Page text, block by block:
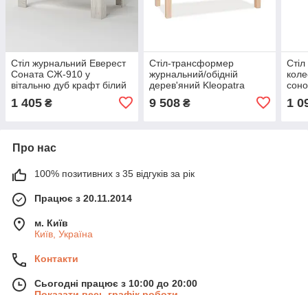
Стіл журнальний Еверест
Соната СЖ-910 у
вітальню дуб крафт білий
1 405 ₴
Стіл-трансформер
журнальний/обідній
дерев'яний Kleopatra
9 508₴ 1
Про нас
100% позитивних з 35 відгуків за рік
Працює з 20.11.2014
м. Київ
Київ, Україна
Контакти
Сьогодні працює з 10:00 до 20:00